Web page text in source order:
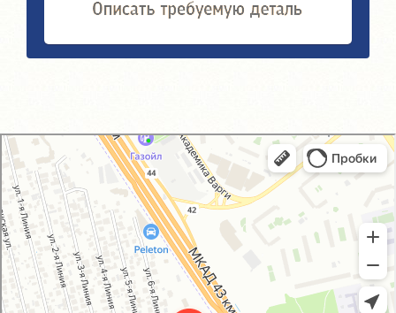
GM-City&VAG-Repair
Автосервис, автотехцентр в Москве
Магазин автозапчастей и автотоваров в Москве